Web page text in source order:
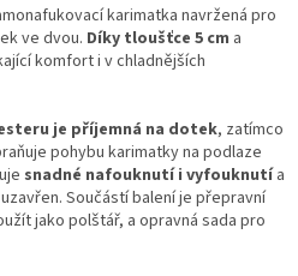
karimatka navržená pro
ve dvou. Díky tloušťce 5 cm a
komfort i v chladnějších
je příjemná na dotek, zatímco
pohybu karimatky na podlaze
snadné nafouknutí i vyfouknutía
Součástí balení je přepravní
jako polštář, a opravná sada pro